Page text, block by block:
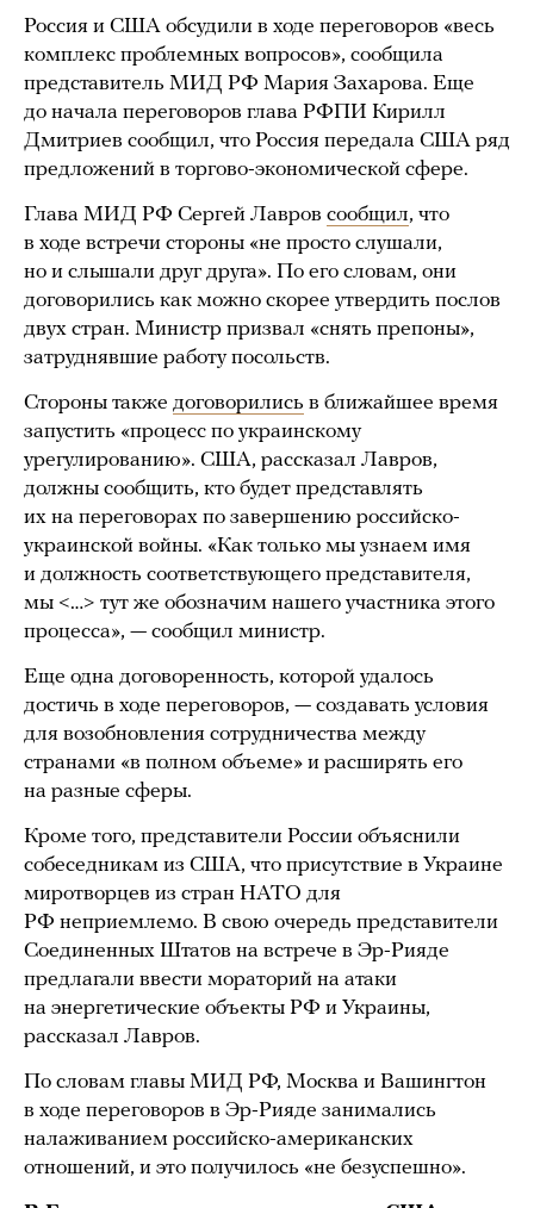
Россия и США обсудили в ходе переговоров «весь
комплекс проблемных вопросов», сообщила
представитель МИД РФ Мария Захарова. Еще
до начала переговоров глава РФПИ Кирилл
Дмитриев сообщил, что Россия передала США ряд
предложений в торгово-экономической сфере.
Глава МИД РФ Сергей Лавров сообщил, что
в ходе встречи стороны «не просто слушали,
но и слышали друг друга». По его словам, они
договорились как можно скорее утвердить послов
двух стран. Министр призвал «снять препоны»,
затруднявшие работу посольств.
Стороны также договорились в ближайшее время
запустить «процесс по украинскому
урегулированию». США, рассказал Лавров,
должны сообщить, кто будет представлять
их на переговорах по завершению российско-
украинской войны. «Как только мы узнаем имя
и должность соответствующего представителя,
мы <…> тут же обозначим нашего участника этого
процесса», — сообщил министр.
Еще одна договоренность, которой удалось
достичь в ходе переговоров, — создавать условия
для возобновления сотрудничества между
странами «в полном объеме» и расширять его
на разные сферы.
Кроме того, представители России объяснили
собеседникам из США, что присутствие в Украине
миротворцев из стран НАТО для
РФ неприемлемо. В свою очередь представители
Соединенных Штатов на встрече в Эр-Рияде
предлагали ввести мораторий на атаки
на энергетические объекты РФ и Украины,
рассказал Лавров.
По словам главы МИД РФ, Москва и Вашингтон
в ходе переговоров в Эр-Рияде занимались
налаживанием российско-американских
отношений, и это получилось «не безуспешно».